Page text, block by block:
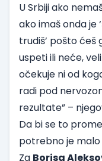
U Srbiji ako
ako imaš onda je
trudiš’ pošto ćeš
uspeti ili neće,
očekuje ni od
radi pod
rezultate” –
Da bi se to
potrebno je malo
Za Borisa